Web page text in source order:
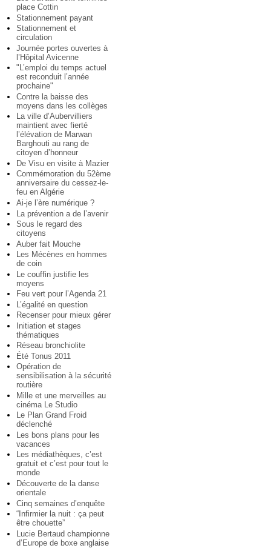
place Cottin
Stationnement payant
Stationnement et
circulation
Journée portes ouvertes à
l’Hôpital Avicenne
"L’emploi du temps actuel
est reconduit l’année
prochaine"
Contre la baisse des
moyens dans les collèges
La ville d’Aubervilliers
maintient avec fierté
l’élévation de Marwan
Barghouti au rang de
citoyen d’honneur
De Visu en visite à Mazier
Commémoration du 52ème
anniversaire du cessez-le-
feu en Algérie
Ai-je l’ère numérique ?
La prévention a de l’avenir
Sous le regard des
citoyens
Auber fait Mouche
Les Mécènes en hommes
de coin
Le couffin justifie les
moyens
Feu vert pour l’Agenda 21
L’égalité en question
Recenser pour mieux gérer
Initiation et stages
thématiques
Réseau bronchiolite
Été Tonus 2011
Opération de
sensibilisation à la sécurité
routière
Mille et une merveilles au
cinéma Le Studio
Le Plan Grand Froid
déclenché
Les bons plans pour les
vacances
Les médiathèques, c’est
gratuit et c’est pour tout le
monde
Découverte de la danse
orientale
Cinq semaines d’enquête
“Infirmier la nuit : ça peut
être chouette”
Lucie Bertaud championne
d’Europe de boxe anglaise